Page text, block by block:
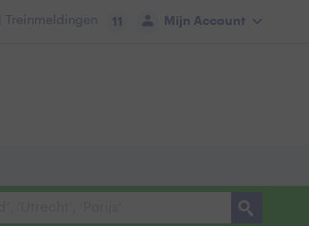
Mijn Account
| Treinmeldingen 11